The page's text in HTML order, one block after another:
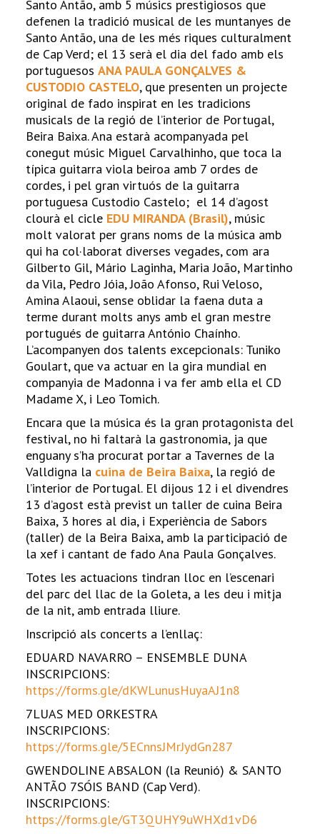
Santo Antão, amb 5 músics prestigiosos que
defenen la tradició musical de les muntanyes de
Santo Antão, una de les més riques culturalment
de Cap Verd; el 13 serà el dia del fado amb els
portuguesosANA PAULA GONÇALVES &
CUSTODIO CASTELO, que presenten un projecte
original de fado inspirat en les tradicions
musicals de la regió de l’interior de Portugal,
Beira Baixa. Ana estarà acompanyada pel
conegut músic Miguel Carvalhinho, que toca la
típica guitarra viola beiroa amb 7 ordes de
cordes, i pel gran virtuós de la guitarra
portuguesa Custodio Castelo; el 14 d’agost
clourà el cicle EDU MIRANDA (Brasil), músic
molt valorat per grans noms de la música amb
qui ha col·laborat diverses vegades, com ara
Gilberto Gil, Mário Laginha, Maria João, Martinho
da Vila, Pedro Jóia, João Afonso, Rui Veloso,
Amina Alaoui, sense oblidar la faena duta a
terme durant molts anys amb el gran mestre
portugués de guitarra António Chaínho.
L’acompanyen dos talents excepcionals: Tuniko
Goulart, que va actuar en la gira mundial en
companyia de Madonna i va fer amb ella el CD
Madame X, i Leo Tomich.
Encara que la música és la gran protagonista del
festival, no hi faltarà la gastronomia, ja que
enguany s’ha procurat portar a Tavernes de la
Valldigna la cuina de Beira Baixa, la regió de
l’interior de Portugal. El dijous 12 i el divendres
13 d’agost està previst un taller de cuina Beira
Baixa, 3 hores al dia, i Experiència de Sabors
(taller) de la Beira Baixa, amb la participació de
la xef i cantant de fado Ana Paula Gonçalves.
Totes les actuacions tindran lloc en l’escenari
del parc del llac de la Goleta, a les deu i mitja
de la nit, amb entrada lliure.
Inscripció als concerts a l’enllaç:
EDUARD NAVARRO – ENSEMBLE DUNA
INSCRIPCIONS:
https://forms.gle/dKWLunusHuyaAJ1n8
7LUAS MED ORKESTRA
INSCRIPCIONS:
https://forms.gle/5ECnnsJMrJydGn287
GWENDOLINE ABSALON (la Reunió) & SANTO
ANTÃO 7SÓIS BAND (Cap Verd).
INSCRIPCIONS:
https://forms.gle/GT3QUHY9uWHXd1vD6